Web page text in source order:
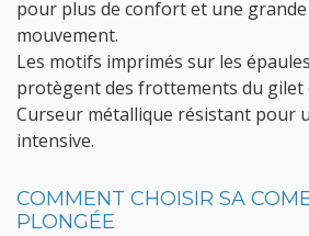
pour plus de confort et une
mouvement.
Les motifs imprimés sur les
protègent des frottements du gilet
Curseur métallique résistant pour
intensive.
COMMENT CHOISIR SA
PLONGÉE